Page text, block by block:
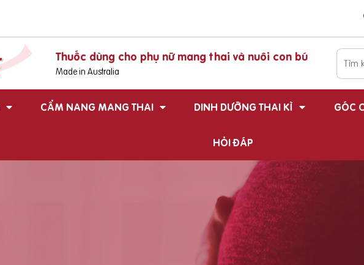
Thuốc dùng cho phụ nữ mang thai và nuôi con bú
Made in Australia
CẨM NANG MANG THAI DINH DƯỠNG THAI KÌ GÓC
HỎI ĐÁP